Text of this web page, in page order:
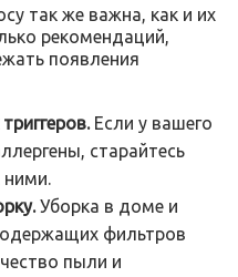
так же важна, как и их
рекомендаций,
появления
Если у вашего
старайтесь
ними.
Уборка в доме и
фильтров
пыли и